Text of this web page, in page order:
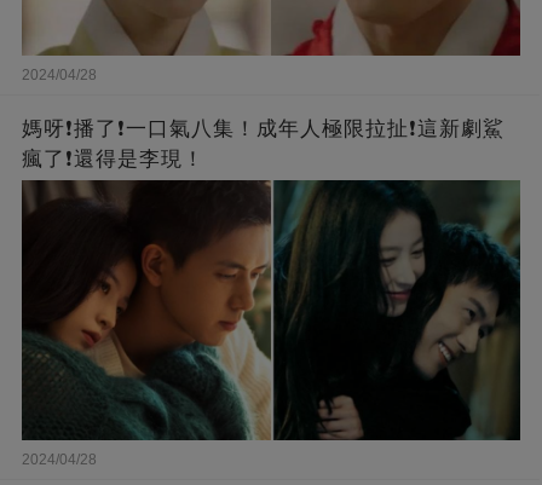
2024/04/28
媽呀❗️播了❗一口氣八集！成年人極限拉扯❗這新劇鯊
瘋了❗還得是李現！
2024/04/28